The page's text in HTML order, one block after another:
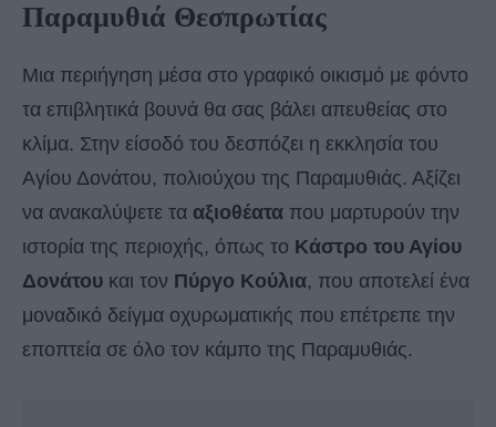
Παραμυθιά Θεσπρωτίας
Μια περιήγηση μέσα στο γραφικό οικισμό με φόντο
τα επιβλητικά βουνά θα σας βάλει απευθείας στο
κλίμα. Στην είσοδό του δεσπόζει η εκκλησία του
Αγίου Δονάτου, πολιούχου της Παραμυθιάς. Αξίζει
να ανακαλύψετε τα αξιοθέατα που μαρτυρούν την
ιστορία της περιοχής, όπως το Κάστρο του Αγίου
Δονάτου και τον Πύργο Κούλια, που αποτελεί ένα
μοναδικό δείγμα οχυρωματικής που επέτρεπε την
εποπτεία σε όλο τον κάμπο της Παραμυθιάς.